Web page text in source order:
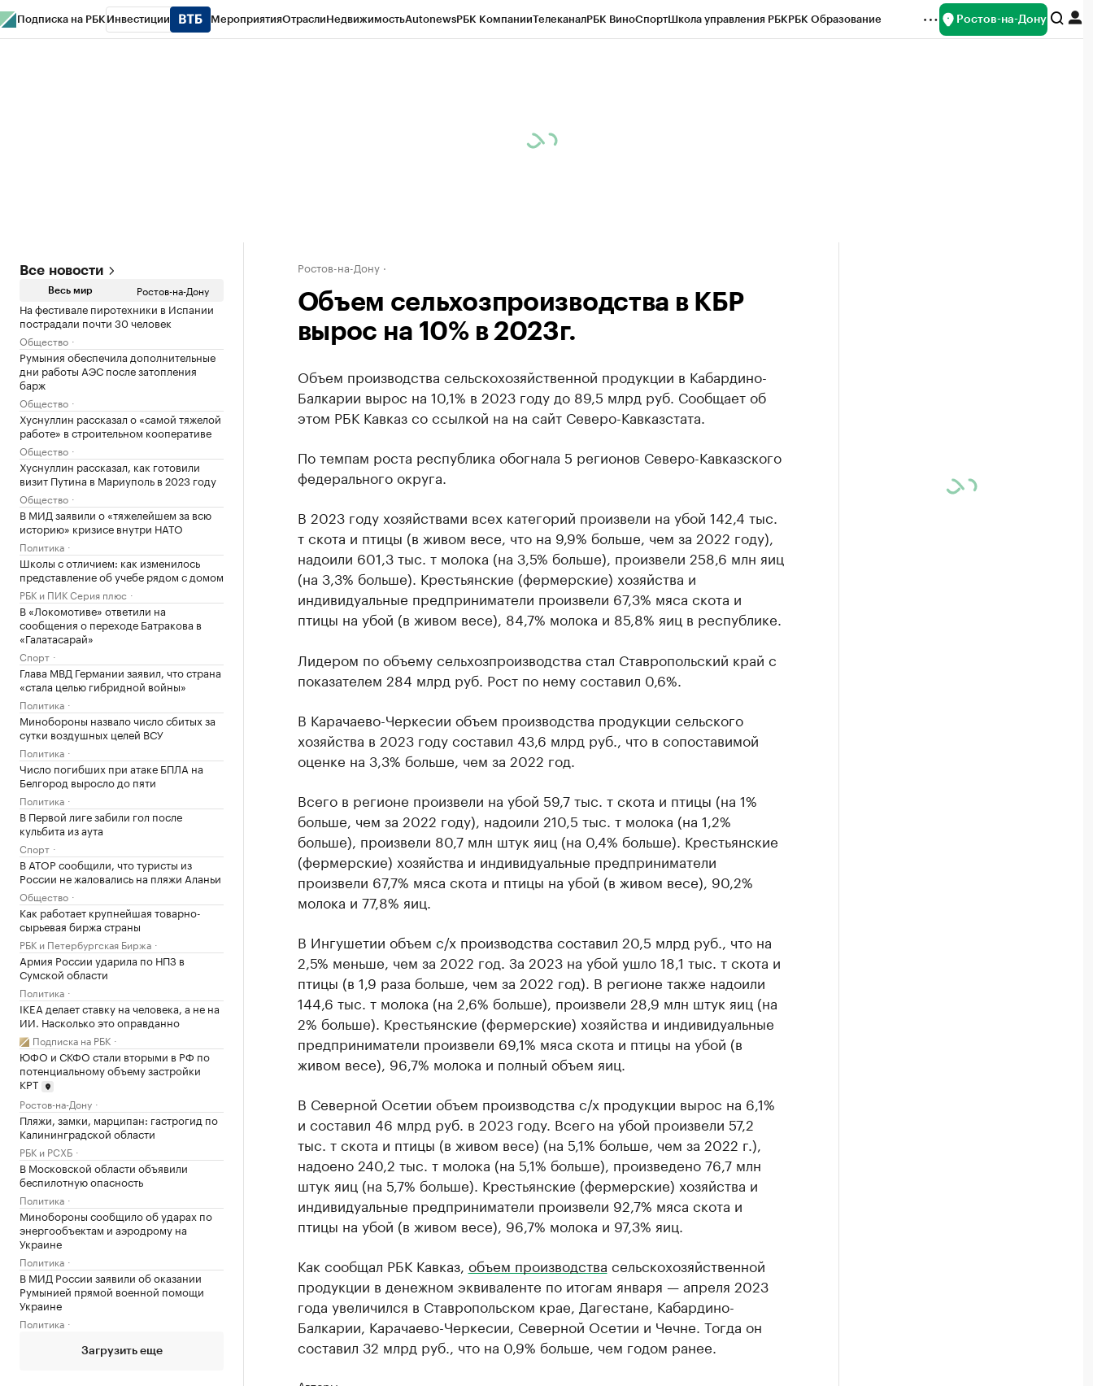
Подписка на РБК Инвестиции МероприятияОтраслиНедвижимостьAutonewsРБК КомпанииТелеканалРБК ВиноСпортШкола управления РБКРБК Образование Ростов-на-Дону
Все новости
Весь мир Ростов-на-Дону
На фестивале пиротехники в Испании
пострадали почти 30 человек
Общество
Румыния обеспечила дополнительные
дни работы АЭС после затопления
барж
Общество
Хуснуллин рассказал о «самой тяжелой
работе» в строительном кооперативе
Общество
Хуснуллин рассказал, как готовили
визит Путина в Мариуполь в 2023 году
Общество
В МИД заявили о «тяжелейшем за всю
историю» кризисе внутри НАТО
Политика
Школы с отличием: как изменилось
представление об учебе рядом с домом
РБК и ПИК Серия плюс
В «Локомотиве» ответили на
сообщения о переходе Батракова в
«Галатасарай»
Спорт
Глава МВД Германии заявил, что страна
«стала целью гибридной войны»
Политика
Минобороны назвало число сбитых за
сутки воздушных целей ВСУ
Политика
Число погибших при атаке БПЛА на
Белгород выросло до пяти
Политика
В Первой лиге забили гол после
кульбита из аута
Спорт
В АТОР сообщили, что туристы из
России не жаловались на пляжи Аланьи
Общество
Как работает крупнейшая товарно-
сырьевая биржа страны
РБК и Петербургская Биржа
Армия России ударила по НПЗ в
Сумской области
Политика
IKEA делает ставку на человека, а не на
ИИ. Насколько это оправданно
Подписка на РБК
ЮФО и СКФО стали вторыми в РФ по
потенциальному объему застройки
КРТ
Ростов-на-Дону
Пляжи, замки, марципан: гастрогид по
Калининградской области
РБК и РСХБ
В Московской области объявили
беспилотную опасность
Политика
Минобороны сообщило об ударах по
энергообъектам и аэродрому на
Украине
Политика
В МИД России заявили об оказании
Румынией прямой военной помощи
Украине
Политика
Загрузить еще
Ростов-на-Дону
Объем сельхозпроизводства в КБР
вырос на 10% в 2023г.
Объем производства сельскохозяйственной продукции в Кабардино-
Балкарии вырос на 10,1% в 2023 году до 89,5 млрд руб. Сообщает об
этом РБК Кавказ со ссылкой на на сайт Северо-Кавказстата.
По темпам роста республика обогнала 5 регионов Северо-Кавказского
федерального округа.
В 2023 году хозяйствами всех категорий произвели на убой 142,4 тыс.
т скота и птицы (в живом весе, что на 9,9% больше, чем за 2022 году),
надоили 601,3 тыс. т молока (на 3,5% больше), произвели 258,6 млн яиц
(на 3,3% больше). Крестьянские (фермерские) хозяйства и
индивидуальные предприниматели произвели 67,3% мяса скота и
птицы на убой (в живом весе), 84,7% молока и 85,8% яиц в республике.
Лидером по объему сельхозпроизводства стал Ставропольский край с
показателем 284 млрд руб. Рост по нему составил 0,6%.
В Карачаево-Черкесии объем производства продукции сельского
хозяйства в 2023 году составил 43,6 млрд руб., что в сопоставимой
оценке на 3,3% больше, чем за 2022 год.
Всего в регионе произвели на убой 59,7 тыс. т скота и птицы (на 1%
больше, чем за 2022 году), надоили 210,5 тыс. т молока (на 1,2%
больше), произвели 80,7 млн штук яиц (на 0,4% больше). Крестьянские
(фермерские) хозяйства и индивидуальные предприниматели
произвели 67,7% мяса скота и птицы на убой (в живом весе), 90,2%
молока и 77,8% яиц.
В Ингушетии объем с/х производства составил 20,5 млрд руб., что на
2,5% меньше, чем за 2022 год. За 2023 на убой ушло 18,1 тыс. т скота и
птицы (в 1,9 раза больше, чем за 2022 год). В регионе также надоили
144,6 тыс. т молока (на 2,6% больше), произвели 28,9 млн штук яиц (на
2% больше). Крестьянские (фермерские) хозяйства и индивидуальные
предприниматели произвели 69,1% мяса скота и птицы на убой (в
живом весе), 96,7% молока и полный объем яиц.
В Северной Осетии объем производства с/х продукции вырос на 6,1%
и составил 46 млрд руб. в 2023 году. Всего на убой произвели 57,2
тыс. т скота и птицы (в живом весе) (на 5,1% больше, чем за 2022 г.),
надоено 240,2 тыс. т молока (на 5,1% больше), произведено 76,7 млн
штук яиц (на 5,7% больше). Крестьянские (фермерские) хозяйства и
индивидуальные предприниматели произвели 92,7% мяса скота и
птицы на убой (в живом весе), 96,7% молока и 97,3% яиц.
Как сообщал РБК Кавказ, объем производства сельскохозяйственной
продукции в денежном эквиваленте по итогам января — апреля 2023
года увеличился в Ставропольском крае, Дагестане, Кабардино-
Балкарии, Карачаево-Черкесии, Северной Осетии и Чечне. Тогда он
составил 32 млрд руб., что на 0,9% больше, чем годом ранее.